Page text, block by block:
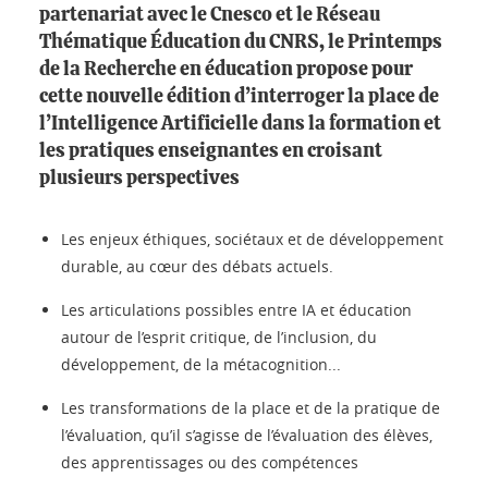
partenariat avec le Cnesco et le Réseau
Thématique Éducation du CNRS, le Printemps
de la Recherche en éducation propose pour
cette nouvelle édition d’interroger la place de
l’Intelligence Artificielle dans la formation et
les pratiques enseignantes en croisant
plusieurs perspectives
Les enjeux éthiques, sociétaux et de développement
durable, au cœur des débats actuels.
Les articulations possibles entre IA et éducation
autour de l’esprit critique, de l’inclusion, du
développement, de la métacognition...
Les transformations de la place et de la pratique de
l’évaluation, qu’il s’agisse de l’évaluation des élèves,
des apprentissages ou des compétences